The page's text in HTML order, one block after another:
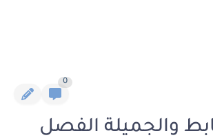
0
والجميلة الفصل